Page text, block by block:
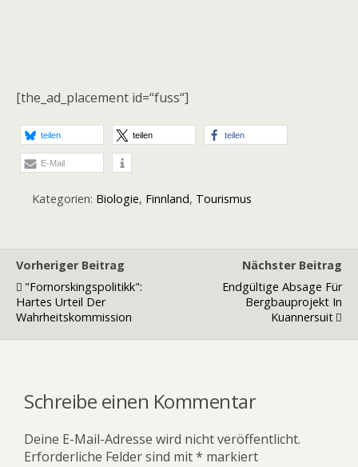
[the_ad_placement id=“fuss“]
teilen teilen teilen
E-Mail
Kategorien: Biologie, Finnland, Tourismus
Vorheriger Beitrag
"Fornorskingspolitikk":
Hartes Urteil Der
Wahrheitskommission
Nächster Beitrag
Endgültige Absage Für
Bergbauprojekt In
Kuannersuit
Schreibe einen Kommentar
Deine E-Mail-Adresse wird nicht veröffentlicht.
Erforderliche Felder sind mit* markiert